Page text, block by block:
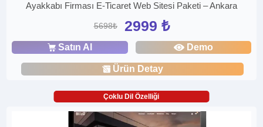
Ayakkabı Firması E-Ticaret Web Sitesi Paketi – Ankara
5698₺ 2999 ₺
Satın Al Demo
Ürün Detay
Çoklu Dil Özelliği